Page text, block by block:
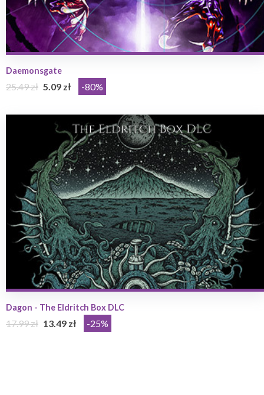
Daemonsgate
25.49 zł 5.09 zł -80%
Dagon - The Eldritch Box DLC
17.99 zł 13.49 zł -25%